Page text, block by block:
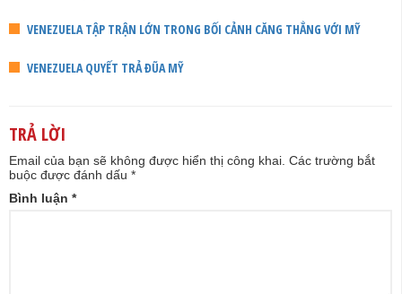
VENEZUELA TẬP TRẬN LỚN TRONG BỐI CẢNH CĂNG THẲNG VỚI MỸ
VENEZUELA QUYẾT TRẢ ĐŨA MỸ
TRẢ LỜI
Email của bạn sẽ không được hiển thị công khai. Các trường bắt
buộc được đánh dấu *
Bình luận *